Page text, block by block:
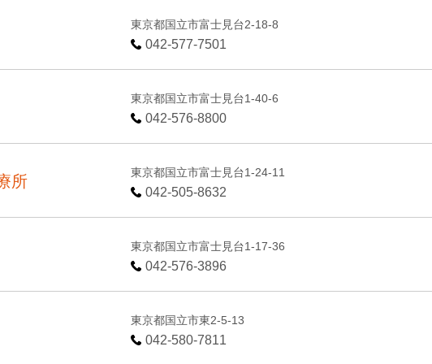
東京都国立市富士見台2-18-8
042-577-7501
東京都国立市富士見台1-40-6
042-576-8800
所 東京都国立市富士見台1-24-11
042-505-8632
東京都国立市富士見台1-17-36
042-576-3896
東京都国立市東2-5-13
042-580-7811